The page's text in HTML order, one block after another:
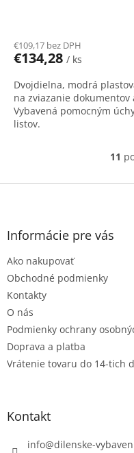
€109,17 bez DPH
€134,28 / ks
Dvojdielna, modrá
na zviazanie
Vybavená pomocným
listov.
11
Z
Informácie pre vás
Ako nakupovať
Obchodné podmienky
Kontakty
O nás
Podmienky ochrany
Doprava a platba
Vrátenie tovaru do 14-tich
Kontakt
info@dilenske-